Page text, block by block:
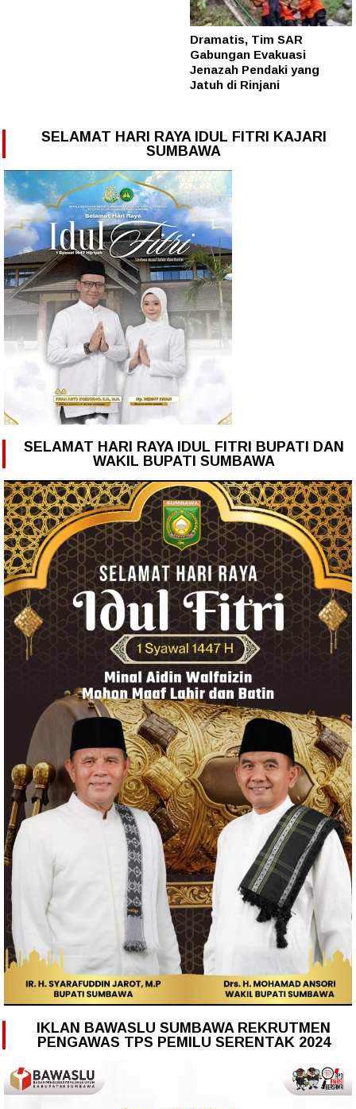
Dramatis, Tim SAR
Gabungan Evakuasi
Jenazah Pendaki yang
Jatuh di Rinjani
SELAMAT HARI RAYA IDUL FITRI KAJARI
SUMBAWA
SELAMAT HARI RAYA IDUL FITRI BUPATI DAN
WAKIL BUPATI SUMBAWA
IKLAN BAWASLU SUMBAWA REKRUTMEN
PENGAWAS TPS PEMILU SERENTAK 2024